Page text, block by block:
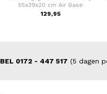
55x39x20 cm Air Base
129,95
BEL 0172 - 447 517 (5 dagen